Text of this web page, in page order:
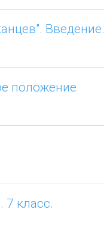
Введение.
положение
класс.